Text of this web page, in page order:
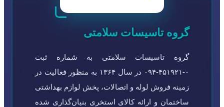
گروه تاسیسات سلامتی
گروه تاسیسات سلامتی به شماره ثبت
۰-۴۵۱۹۲۱-۰۹۴ در سال ۱۳۶۴ به منظور فعالیت در
زمینه فروش لوله و اتصالات، پخش لوازم بهداشتی
ساختمان و ارائه کالای استخری بنیان‌گذاری شده